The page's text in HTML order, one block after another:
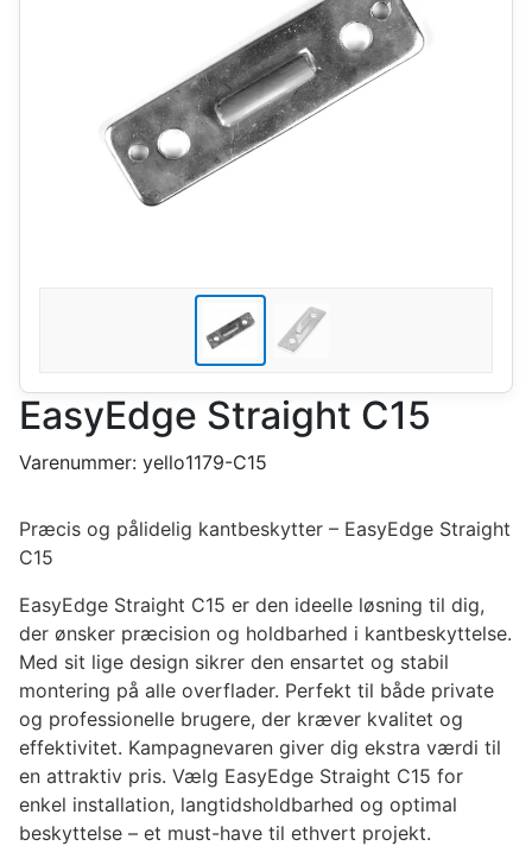
EasyEdge Straight C15
Varenummer: yello1179-C15
Præcis og pålidelig kantbeskytter – EasyEdge Straight
C15
EasyEdge Straight C15 er den ideelle løsning til dig,
der ønsker præcision og holdbarhed i kantbeskyttelse.
Med sit lige design sikrer den ensartet og stabil
montering på alle overflader. Perfekt til både private
og professionelle brugere, der kræver kvalitet og
effektivitet. Kampagnevaren giver dig ekstra værdi til
en attraktiv pris. Vælg EasyEdge Straight C15 for
enkel installation, langtidsholdbarhed og optimal
beskyttelse – et must-have til ethvert projekt.